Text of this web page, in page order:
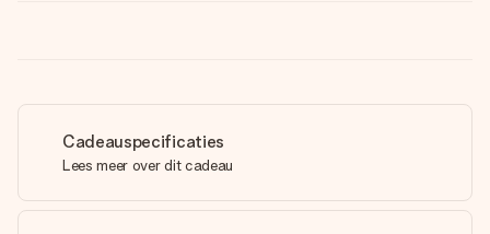
Cadeauspecificaties
Lees meer over dit cadeau